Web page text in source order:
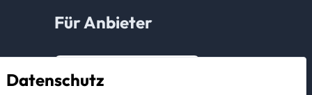
Datenschutz
Für Anbieter
Als Anbieter registrieren